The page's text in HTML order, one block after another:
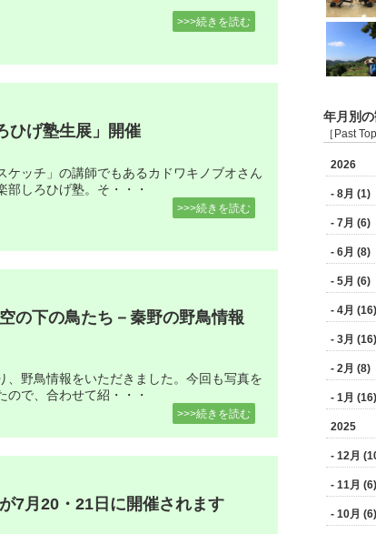
>>>続きを読む
ひげ塾生展」開催
ケッチ」の講師でもあるカドワキノブオさん
部しろひげ塾。そ・・・
>>>続きを読む
の下の鳥たち－秦野の野鳥情報
、野鳥情報をいただきました。今回も写真を
ので、合わせて紹・・・
>>>続きを読む
7月20・21日に開催されます
年月別
［Past
2026
- 8月 (1)
- 7月 (6)
- 6月 (8)
- 5月 (6)
- 4月 (16)
- 3月 (16)
- 2月 (8)
- 1月 (16)
2025
- 12月
- 11月 (6)
- 10月 (6)